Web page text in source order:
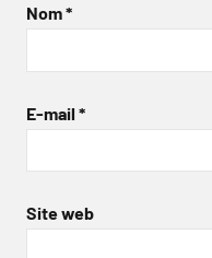
Nom*
E-mail *
Site web